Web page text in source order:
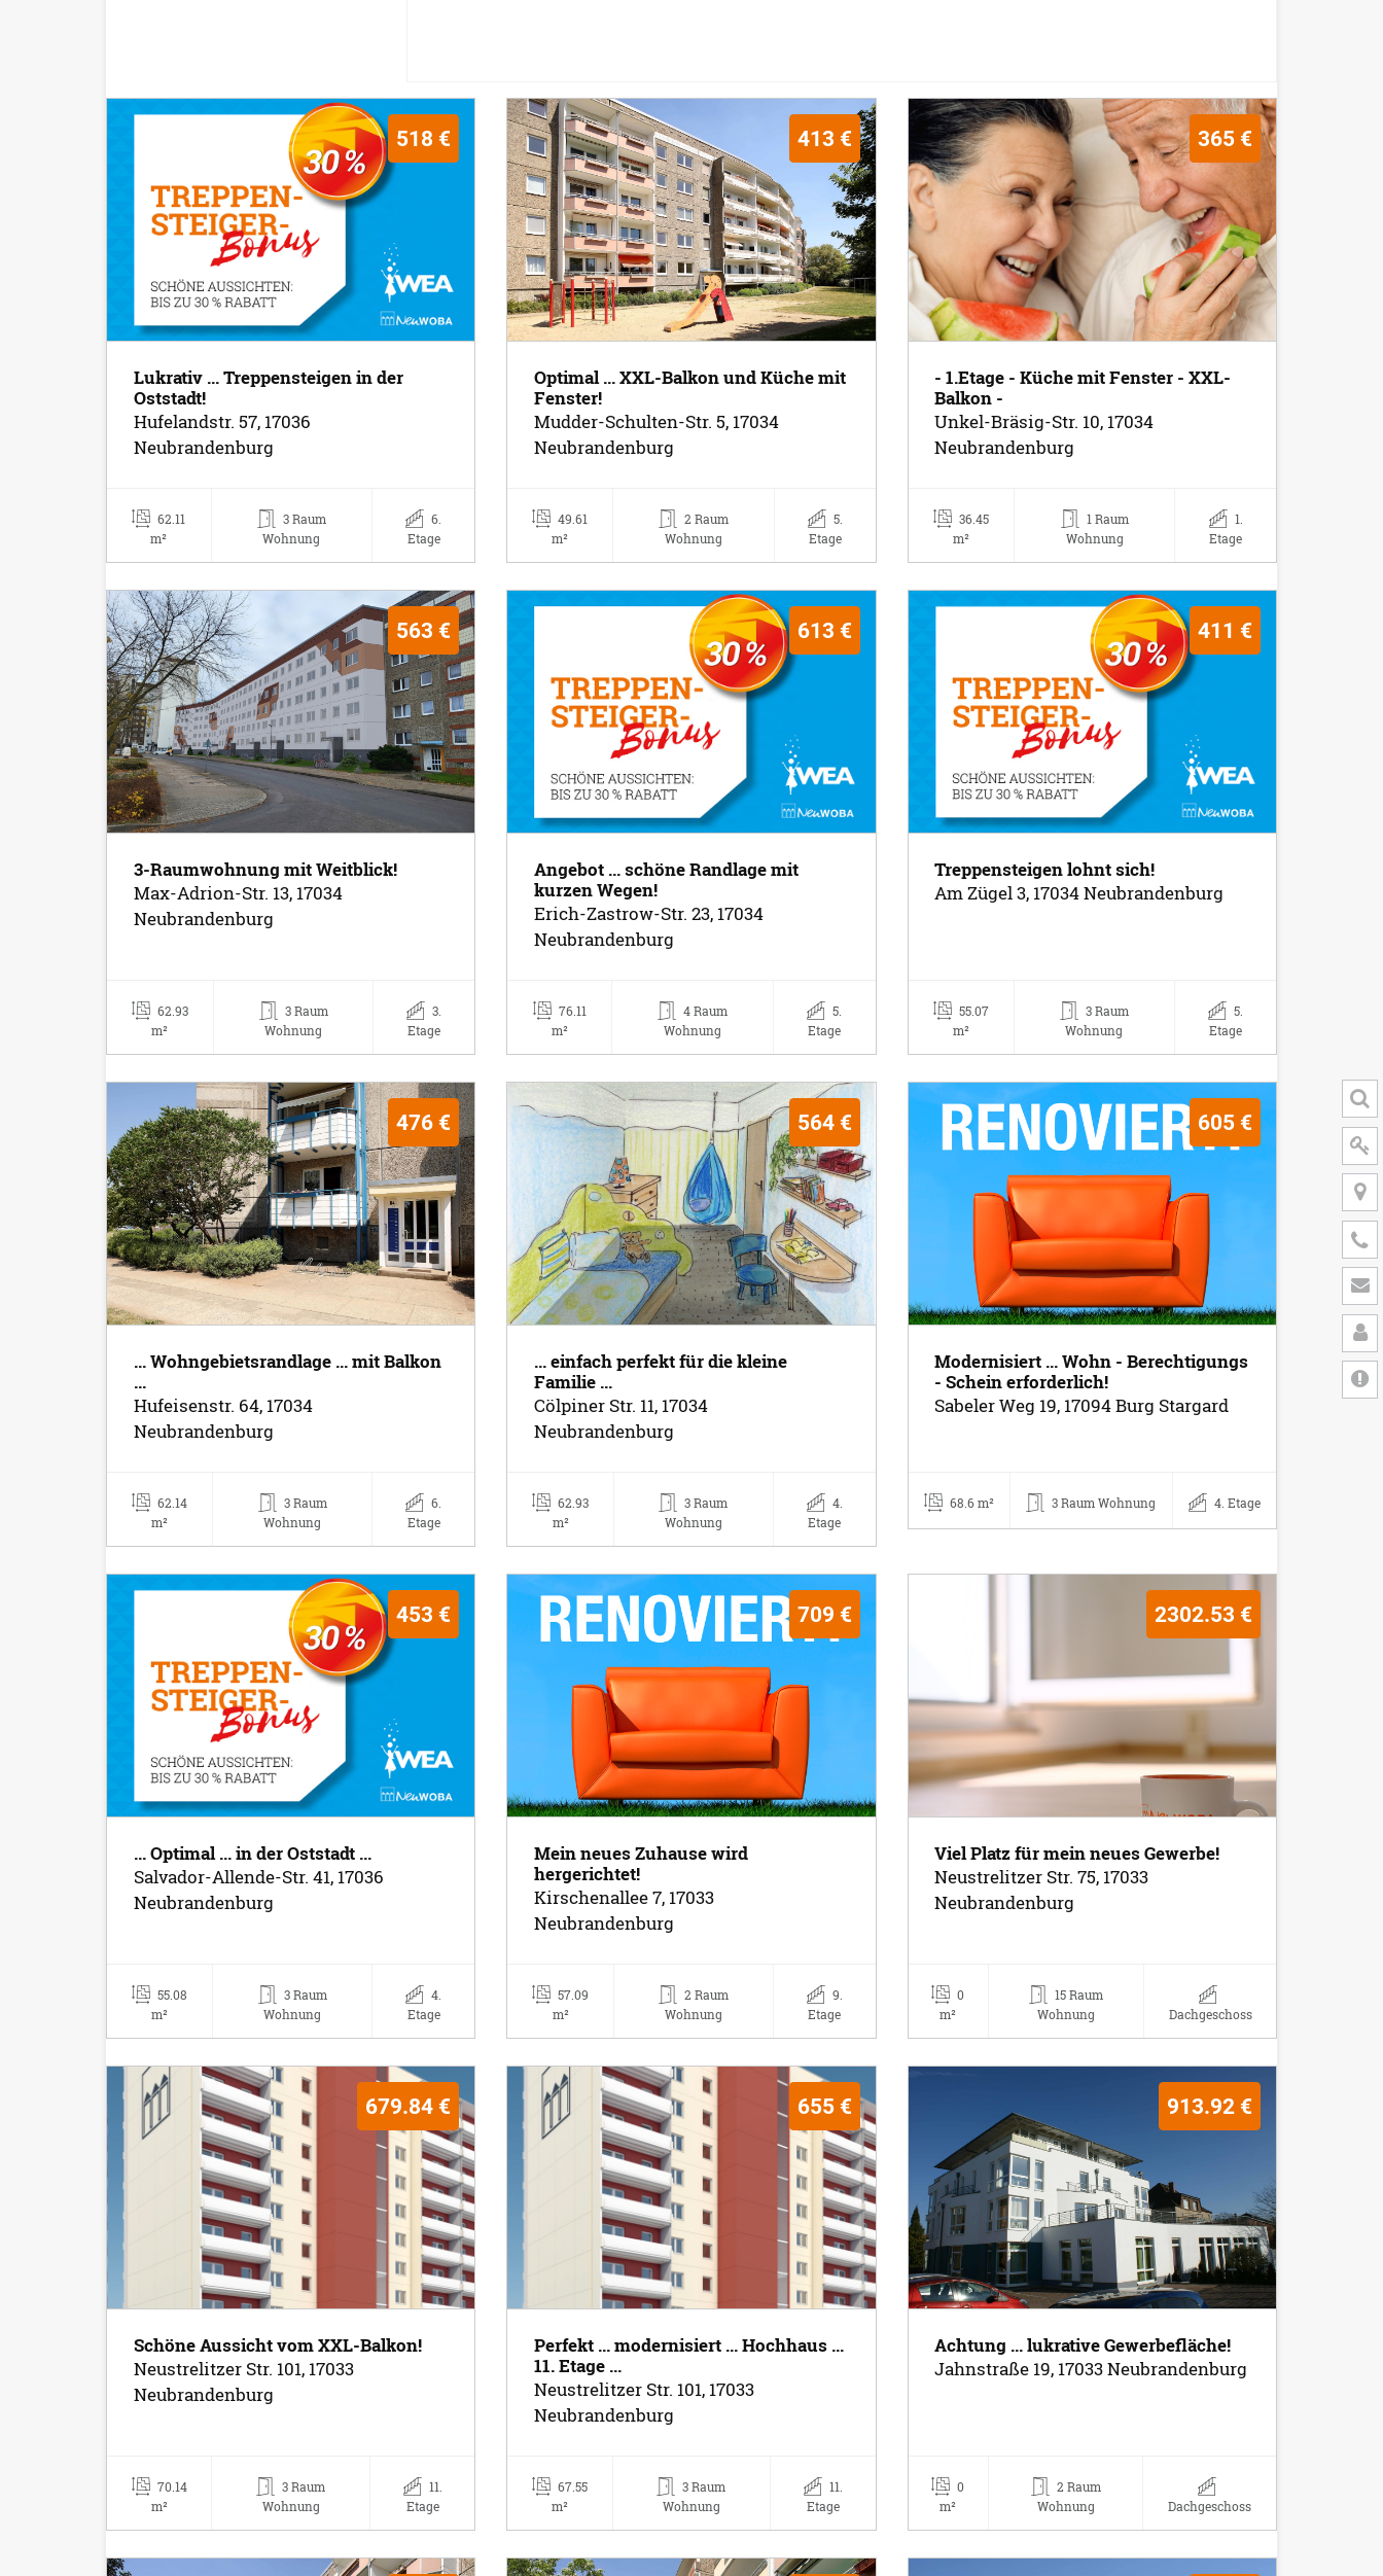
518 €
Lukrativ ... Treppensteigen in der
Oststadt!
Hufelandstr. 57, 17036
Neubrandenburg
62.11
m²
3 Raum
Wohnung
6.
Etage
413 €
Optimal ... XXL-Balkon und Küche mit
Fenster!
Mudder-Schulten-Str. 5, 17034
Neubrandenburg
49.61
m²
2 Raum
Wohnung
5.
Etage
365 €
- 1.Etage - Küche mit Fenster - XXL-
Balkon -
Unkel-Bräsig-Str. 10, 17034
Neubrandenburg
36.45
m²
1 Raum
Wohnung
1.
Etage
563 €
3-Raumwohnung mit Weitblick!
Max-Adrion-Str. 13, 17034
Neubrandenburg
62.93
m²
3 Raum
Wohnung
3.
Etage
613 €
Angebot ... schöne Randlage mit
kurzen Wegen!
Erich-Zastrow-Str. 23, 17034
Neubrandenburg
76.11
m²
4 Raum
Wohnung
5.
Etage
411 €
Treppensteigen lohnt sich!
Am Zügel 3, 17034 Neubrandenburg
55.07
m²
3 Raum
Wohnung
5.
Etage
476 €
... Wohngebietsrandlage ... mit Balkon
...
Hufeisenstr. 64, 17034
Neubrandenburg
62.14
m²
3 Raum
Wohnung
6.
Etage
564 €
... einfach perfekt für die kleine
Familie ...
Cölpiner Str. 11, 17034
Neubrandenburg
62.93
m²
3 Raum
Wohnung
4.
Etage
605 €
Modernisiert ... Wohn - Berechtigungs
- Schein erforderlich!
Sabeler Weg 19, 17094 Burg Stargard
68.6 m² 3 Raum Wohnung 4. Etage
453 €
... Optimal ... in der Oststadt ...
Salvador-Allende-Str. 41, 17036
Neubrandenburg
55.08
m²
3 Raum
Wohnung
4.
Etage
709 €
Mein neues Zuhause wird
hergerichtet!
Kirschenallee 7, 17033
Neubrandenburg
57.09
m²
2 Raum
Wohnung
9.
Etage
2302.53 €
Viel Platz für mein neues Gewerbe!
Neustrelitzer Str. 75, 17033
Neubrandenburg
0
m²
15 Raum
Wohnung
Dachgeschoss
679.84 €
Schöne Aussicht vom XXL-Balkon!
Neustrelitzer Str. 101, 17033
Neubrandenburg
70.14
m²
3 Raum
Wohnung
11.
Etage
655 €
Perfekt ... modernisiert ... Hochhaus ...
11. Etage ...
Neustrelitzer Str. 101, 17033
Neubrandenburg
67.55
m²
3 Raum
Wohnung
11.
Etage
913.92 €
Achtung ... lukrative Gewerbefläche!
Jahnstraße 19, 17033 Neubrandenburg
0
m²
2 Raum
Wohnung
Dachgeschoss